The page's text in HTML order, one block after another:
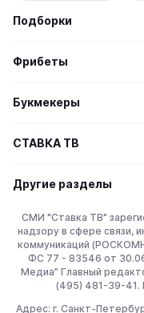
Подборки
Фрибеты
Букмекеры
СТАВКА TВ
Другие разделы
СМИ "Ставка ТВ"
надзору в сфере связи,
коммуникаций
ФС 77 - 83546 от
Медиа” Главный
(495) 481-39-41.
Адрес: г. Санкт-